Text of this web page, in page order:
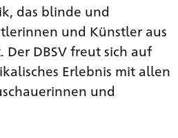
das blinde und
und Künstler aus
DBSV freut sich auf
Erlebnis mit allen
und